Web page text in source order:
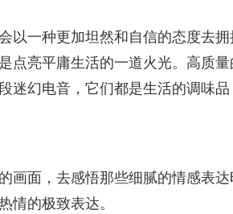
以一种更加坦然和自信的态度去
点亮平庸生活的一道火光。高质
迷幻电音，它们都是生活的调味
画面，去感悟那些细腻的情感表
情的极致表达。